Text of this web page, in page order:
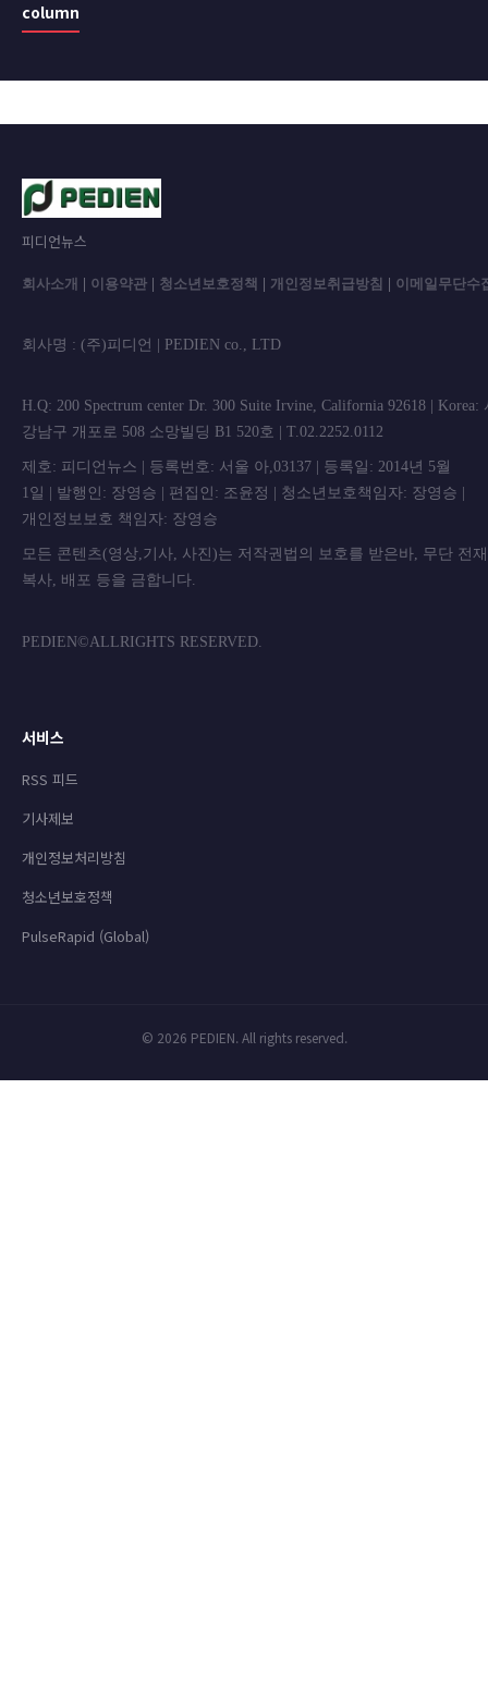
column
피디언뉴스
회사소개 이용약관 청소년보호정책 개인정보취급방침 이메일무단수
회사명 : (주)피디언 | PEDIEN co.,
H.Q: 200 Spectrum center Dr. 300 Suite Irvine, California 92618 | Korea:
강남구 개포로 508 소망빌딩 B1 520호 | T.02.2252.0112
제호: 피디언뉴스 | 등록번호: 서울 아,03137 | 등록일: 2014년 5월
1일 | 발행인: 장영승 | 편집인: 조윤정 | 청소년보호책임자: 장영승 |
개인정보보호 책임자: 장영승
모든 콘텐츠(영상,기사, 사진)는 저작권법의 보호를 받은바, 무단 전
복사, 배포 등을 금합니
PEDIEN©ALLRIGHTS RESERVED.
서비스
RSS 피드
기사제보
개인정보처리방침
청소년보호정책
PulseRapid (Global)
© 2026 PEDIEN. All rights reserved.